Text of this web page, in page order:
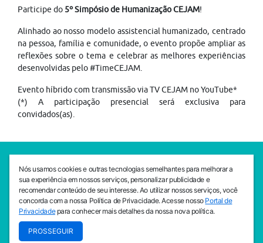
Participe do 5º Simpósio de Humanização CEJAM!
Alinhado ao nosso modelo assistencial humanizado, centrado
na pessoa, família e comunidade, o evento propõe ampliar as
reflexões sobre o tema e celebrar as melhores experiências
desenvolvidas pelo #TimeCEJAM.
Evento híbrido com transmissão via TV CEJAM no YouTube*
(*) A participação presencial será exclusiva para
convidados(as).
SEDE CEJAM
Av. da Liberdade, 765, Liberdade, São Paulo, 01503-001
(11) 3469 - 1818
INSTITUTO CEJAM
Av. da Liberdade, 765, Liberdade, São Paulo, 01503-001
Nós usamos cookies e outras tecnologias semelhantes para melhorar a
sua experiência em nossos serviços, personalizar publicidade e
recomendar conteúdo de seu interesse. Ao utilizar nossos serviços, você
concorda com a nossa Política de Privacidade. Acesse nosso Portal de
Privacidadepara conhecer mais detalhes da nossa nova política.
PROSSEGUIR